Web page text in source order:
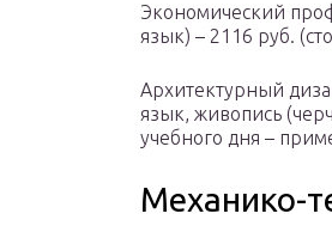
Экономический
язык) – 2116 руб.
Архитектурный
язык, живопись
учебного дня –
Механико-